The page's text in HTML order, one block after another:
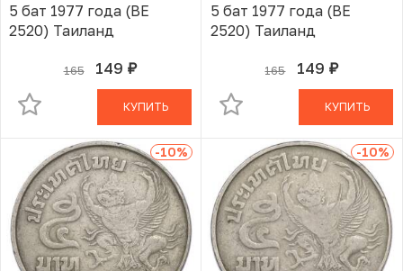
5 бат 1977 года (BE
2520) Таиланд
165 149 руб.
В КОРЗИНЕ
КУПИТЬ
5 бат 1977 года (BE
2520) Таиланд
165 149 руб.
В КОРЗИНЕ
КУПИТЬ
-10% -10%